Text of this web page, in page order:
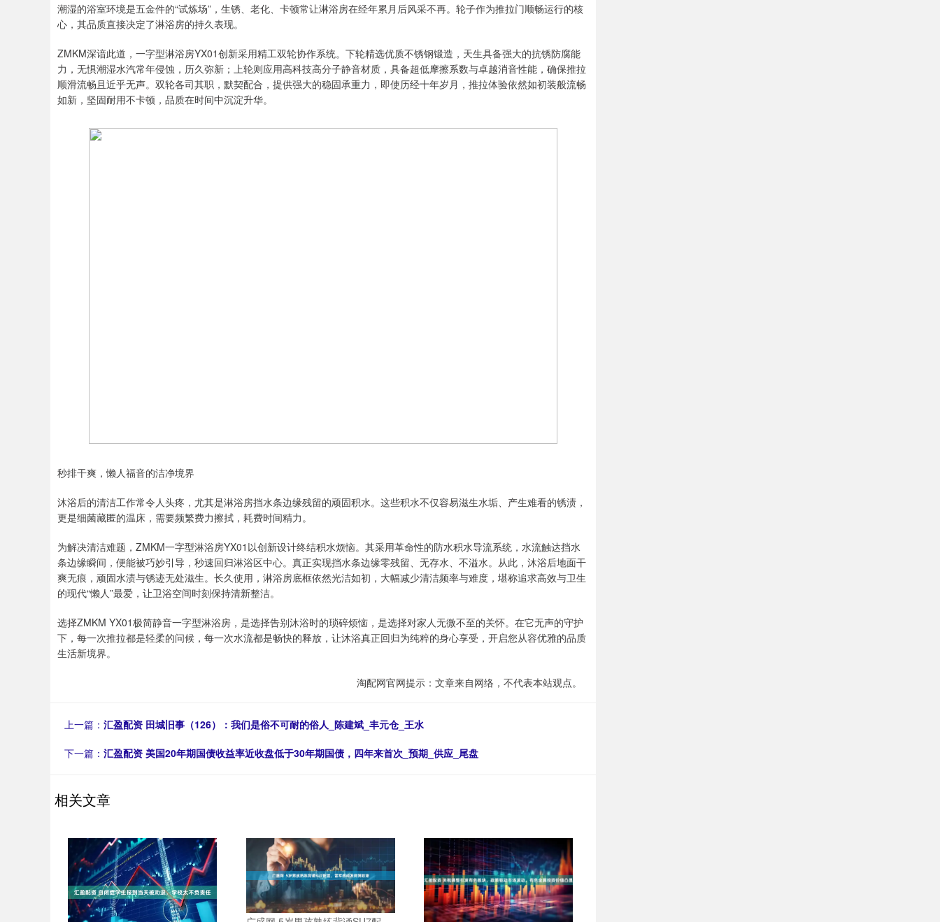
潮湿的浴室环境是五金件的“试炼场”，生锈、老化、卡顿常让淋浴房在经年累月后风采不再。轮子作为推拉门顺畅运行的核
心，其品质直接决定了淋浴房的持久表现。
ZMKM深谙此道，一字型淋浴房YX01创新采用精工双轮协作系统。下轮精选优质不锈钢锻造，天生具备强大的抗锈防腐能
力，无惧潮湿水汽常年侵蚀，历久弥新；上轮则应用高科技高分子静音材质，具备超低摩擦系数与卓越消音性能，确保推拉
顺滑流畅且近乎无声。双轮各司其职，默契配合，提供强大的稳固承重力，即使历经十年岁月，推拉体验依然如初装般流畅
如新，坚固耐用不卡顿，品质在时间中沉淀升华。
秒排干爽，懒人福音的洁净境界
沐浴后的清洁工作常令人头疼，尤其是淋浴房挡水条边缘残留的顽固积水。这些积水不仅容易滋生水垢、产生难看的锈渍，
更是细菌藏匿的温床，需要频繁费力擦拭，耗费时间精力。
为解决清洁难题，ZMKM一字型淋浴房YX01以创新设计终结积水烦恼。其采用革命性的防水积水导流系统，水流触达挡水
条边缘瞬间，便能被巧妙引导，秒速回归淋浴区中心。真正实现挡水条边缘零残留、无存水、不溢水。从此，沐浴后地面干
爽无痕，顽固水渍与锈迹无处滋生。长久使用，淋浴房底框依然光洁如初，大幅减少清洁频率与难度，堪称追求高效与卫生
的现代“懒人”最爱，让卫浴空间时刻保持清新整洁。
选择ZMKM YX01极简静音一字型淋浴房，是选择告别沐浴时的琐碎烦恼，是选择对家人无微不至的关怀。在它无声的守护
下，每一次推拉都是轻柔的问候，每一次水流都是畅快的释放，让沐浴真正回归为纯粹的身心享受，开启您从容优雅的品质
生活新境界。
淘配网官网提示：文章来自网络，不代表本站观点。
上一篇： 汇盈配资 田城旧事（126）：我们是俗不可耐的俗人_陈建斌_丰元仓_王水
下一篇： 汇盈配资 美国20年期国债收益率近收盘低于30年期国债，四年来首次_预期_供应_尾盘
相关文章